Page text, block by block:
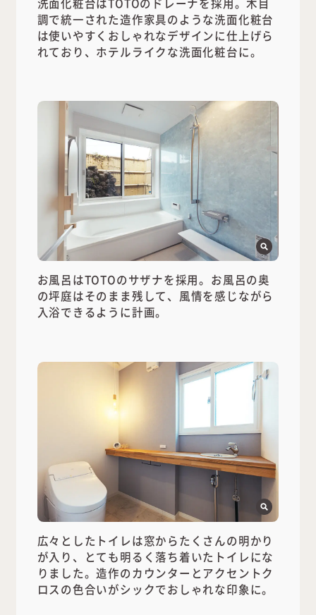
調で統一された造作家具のような洗面化粧台
は使いやすくおしゃれなデザインに仕上げら
れており、ホテルライクな洗面化粧台に。
お風呂はTOTOのサザナを採用。お風呂の奥
の坪庭はそのまま残して、風情を感じながら
入浴できるように計画。
広々としたトイレは窓からたくさんの明かり
が入り、とても明るく落ち着いたトイレにな
りました。造作のカウンターとアクセントク
ロスの色合いがシックでおしゃれな印象に。